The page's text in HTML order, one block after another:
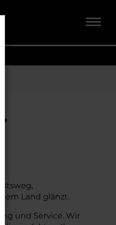
Land glänzt.
und Service. Wir